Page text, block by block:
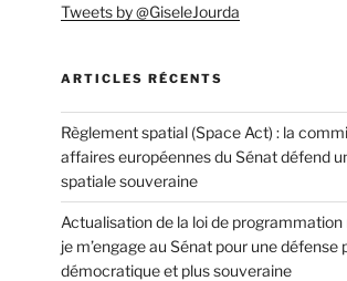
Tweets by @GiseleJourda
ARTICLES RÉCENTS
Règlement spatial (Space Act) : la
affaires européennes du Sénat défend
spatiale souveraine
Actualisation de la loi de programmation
je m’engage au Sénat pour une défense
démocratique et plus souveraine